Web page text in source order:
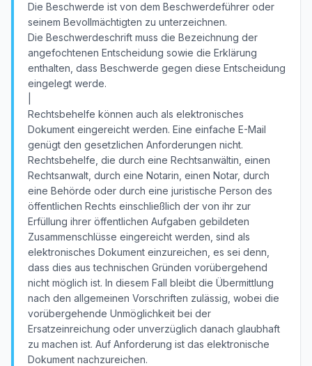
Die Beschwerde ist von dem Beschwerdeführer oder
seinem Bevollmächtigten zu unterzeichnen.
Die Beschwerdeschrift muss die Bezeichnung der
angefochtenen Entscheidung sowie die Erklärung
enthalten, dass Beschwerde gegen diese Entscheidung
eingelegt werde.
Rechtsbehelfe können auch als elektronisches
Dokument eingereicht werden. Eine einfache E-Mail
genügt den gesetzlichen Anforderungen nicht.
Rechtsbehelfe, die durch eine Rechtsanwältin, einen
Rechtsanwalt, durch eine Notarin, einen Notar, durch
eine Behörde oder durch eine juristische Person des
öffentlichen Rechts einschließlich der von ihr zur
Erfüllung ihrer öffentlichen Aufgaben gebildeten
Zusammenschlüsse eingereicht werden, sind als
elektronisches Dokument einzureichen, es sei denn,
dass dies aus technischen Gründen vorübergehend
nicht möglich ist. In diesem Fall bleibt die Übermittlung
nach den allgemeinen Vorschriften zulässig, wobei die
vorübergehende Unmöglichkeit bei der
Ersatzeinreichung oder unverzüglich danach glaubhaft
zu machen ist. Auf Anforderung ist das elektronische
Dokument nachzureichen.